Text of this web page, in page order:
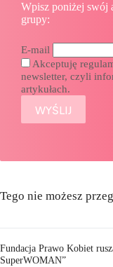
Wpisz poniżej swój
grupy:
E-mail
Akceptuję
newsletter, czyli
artykułach.
Tego nie możesz
Fundacja Prawo Kobiet
SuperWOMAN”